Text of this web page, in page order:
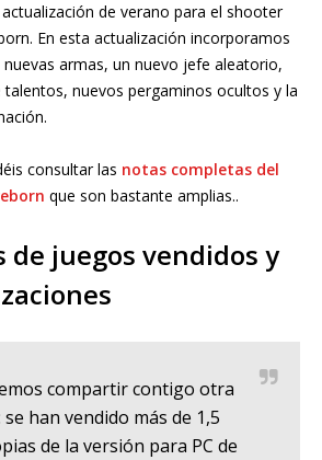
de verano para el shooter
En esta actualización incorporamos
armas, un nuevo jefe aleatorio,
nuevos pergaminos ocultos y la
consultar las notas completas del
que son bastante amplias..
de juegos vendidos y
compartir contigo otra
han vendido más de 1,5
de la versión para PC de